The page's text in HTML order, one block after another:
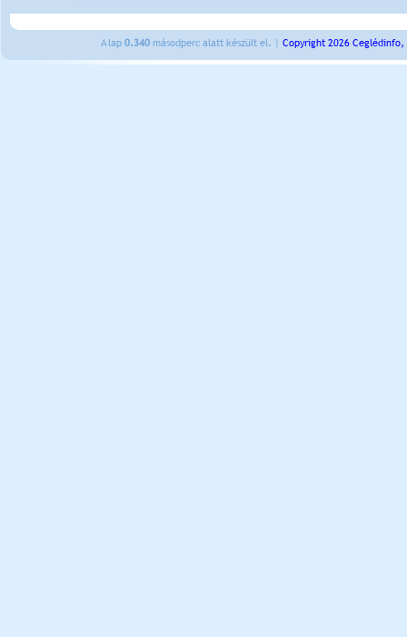
A lap 0.340 másodperc alatt készült el. | Copyright 2026